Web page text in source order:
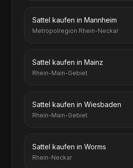
Sattel kaufen in Mannheim
Metropolregion Rhein-Neckar
Sattel kaufen in Mainz
Rhein-Main-Gebiet
Sattel kaufen in Wiesbaden
Rhein-Main-Gebiet
Sattel kaufen in Worms
Rhein-Neckar